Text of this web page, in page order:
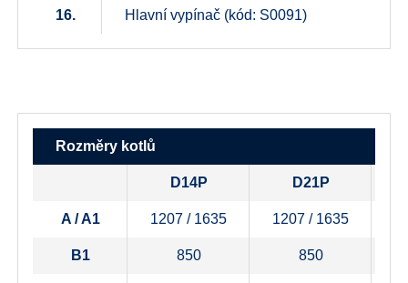
16. Hlavní vypínač (kód: S0091)
Rozměry kotlů
D14P D21P
A / A1 1207 / 1635 1207 / 1635
B1 850 850